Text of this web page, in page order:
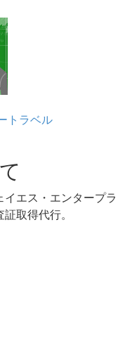
トラベル
エス・エンタープラ
取得代行。